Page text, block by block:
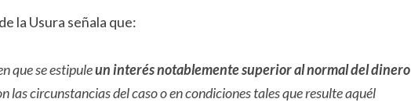
la Usura señala que:
que se estipuleun interés notablemente superior al normal del dinero
circunstancias del caso o en condiciones tales que resulte aquél